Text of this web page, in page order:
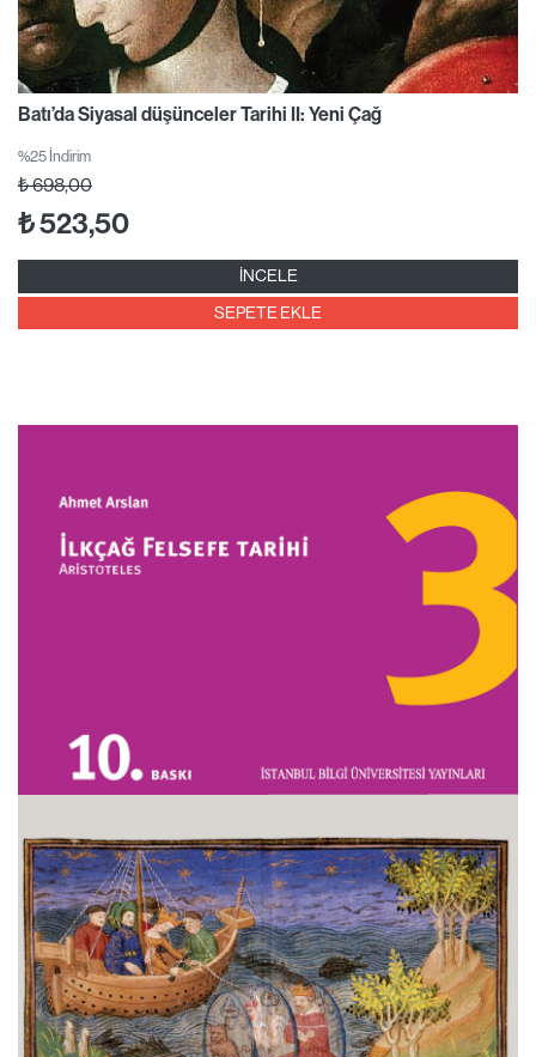
Batı’da Siyasal düşünceler Tarihi II: Yeni Çağ
%25 İndirim
₺698,00
₺523,50
İNCELE
SEPETE EKLE